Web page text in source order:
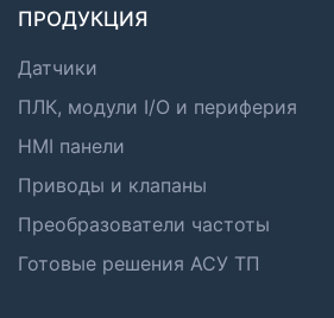
ПРОДУКЦИЯ
Датчики
ПЛК, модули I/O и периферия
HMI панели
Приводы и клапаны
Преобразователи частоты
Готовые решения АСУ ТП